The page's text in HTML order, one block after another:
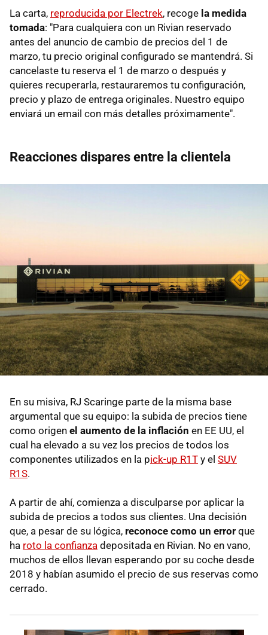
La carta, reproducida por Electrek, recoge la medida
tomada: "Para cualquiera con un Rivian reservado
antes del anuncio de cambio de precios del 1 de
marzo, tu precio original configurado se mantendrá. Si
cancelaste tu reserva el 1 de marzo o después y
quieres recuperarla, restauraremos tu configuración,
precio y plazo de entrega originales. Nuestro equipo
enviará un email con más detalles próximamente".
Reacciones dispares entre la clientela
En su misiva, RJ Scaringe parte de la misma base
argumental que su equipo: la subida de precios tiene
como origen el aumento de la inflación en EE UU, el
cual ha elevado a su vez los precios de todos los
componentes utilizados en la pick-up R1T y el SUV
R1S.
A partir de ahí, comienza a disculparse por aplicar la
subida de precios a todos sus clientes. Una decisión
que, a pesar de su lógica, reconoce como un error que
ha roto la confianza depositada en Rivian. No en vano,
muchos de ellos llevan esperando por su coche desde
2018 y habían asumido el precio de sus reservas como
cerrado.